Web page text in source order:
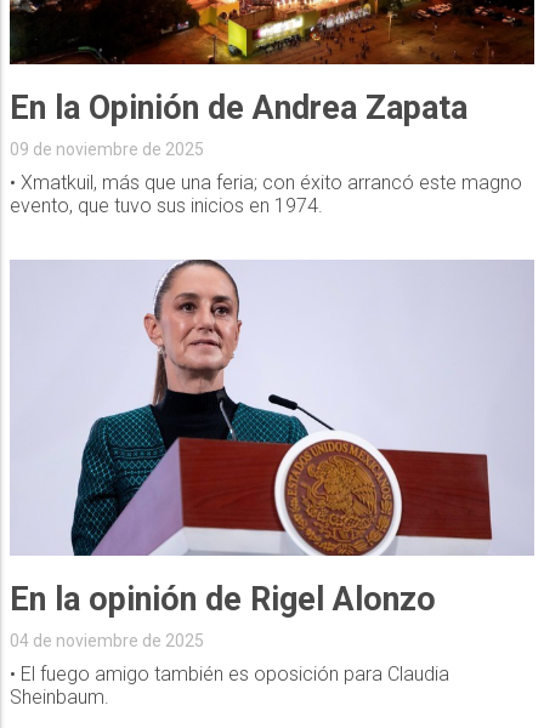
En la Opinión de Andrea Zapata
09 de noviembre de 2025
• Xmatkuil, más que una feria; con éxito arrancó este magno
evento, que tuvo sus inicios en 1974.
En la opinión de Rigel Alonzo
04 de noviembre de 2025
• El fuego amigo también es oposición para Claudia
Sheinbaum.